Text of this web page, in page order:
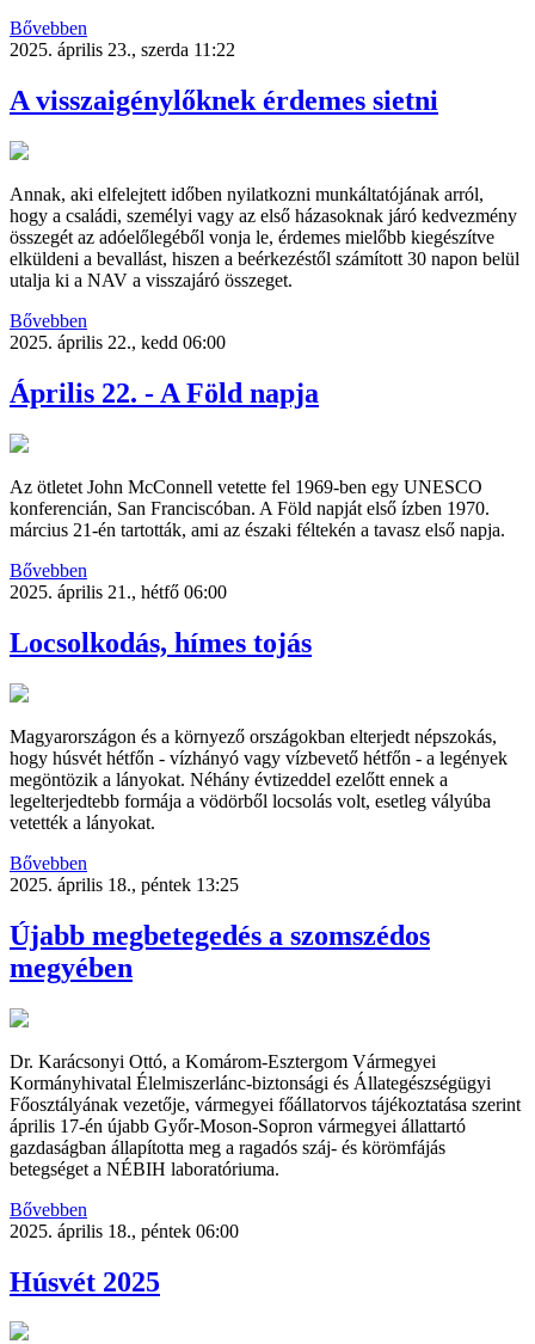
Bővebben
2025. április 23., szerda 11:22
A visszaigénylőknek érdemes sietni
Annak, aki elfelejtett időben nyilatkozni munkáltatójának arról,
hogy a családi, személyi vagy az első házasoknak járó kedvezmény
összegét az adóelőlegéből vonja le, érdemes mielőbb kiegészítve
elküldeni a bevallást, hiszen a beérkezéstől számított 30 napon belül
utalja ki a NAV a visszajáró összeget.
Bővebben
2025. április 22., kedd 06:00
Április 22. - A Föld napja
Az ötletet John McConnell vetette fel 1969-ben egy UNESCO
konferencián, San Franciscóban. A Föld napját első ízben 1970.
március 21-én tartották, ami az északi féltekén a tavasz első napja.
Bővebben
2025. április 21., hétfő 06:00
Locsolkodás, hímes tojás
Magyarországon és a környező országokban elterjedt népszokás,
hogy húsvét hétfőn - vízhányó vagy vízbevető hétfőn - a legények
megöntözik a lányokat. Néhány évtizeddel ezelőtt ennek a
legelterjedtebb formája a vödörből locsolás volt, esetleg vályúba
vetették a lányokat.
Bővebben
2025. április 18., péntek 13:25
Újabb megbetegedés a szomszédos
megyében
Dr. Karácsonyi Ottó, a Komárom-Esztergom Vármegyei
Kormányhivatal Élelmiszerlánc-biztonsági és Állategészségügyi
Főosztályának vezetője, vármegyei főállatorvos tájékoztatása szerint
április 17-én újabb Győr-Moson-Sopron vármegyei állattartó
gazdaságban állapította meg a ragadós száj- és körömfájás
betegséget a NÉBIH laboratóriuma.
Bővebben
2025. április 18., péntek 06:00
Húsvét 2025